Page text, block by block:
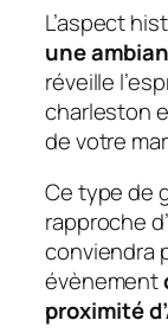
L’aspect
une
réveille
charleston
de votre
Ce type de
rapproche
conviendra
évènement
proximité